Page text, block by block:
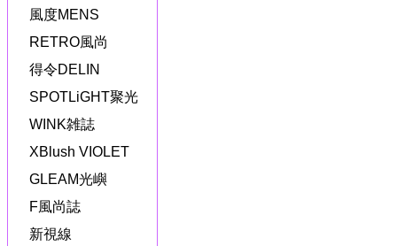
風度MENS
RETRO風尚
得令DELIN
SPOTLiGHT聚光
WINK雑誌
XBlush VIOLET
GLEAM光嶼
F風尚誌
新視線